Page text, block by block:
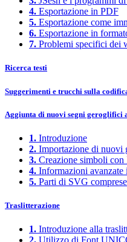
4. Esportazione in PDF
5. Esportazione come
6. Esportazione in
7. Problemi specifici dei
Ricerca testi
Suggerimenti e trucchi sulla
Aggiunta di nuovi segni geroglifici
1. Introduzione
2. Importazione di nuovi
3. Creazione simboli con
4. Informazioni avanzate
5. Parti di SVG comprese
Traslitterazione
1. Introduzione alla